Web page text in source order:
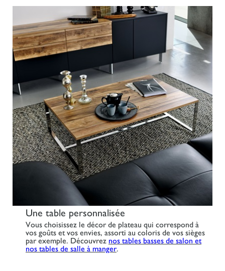
Une table personnalisée
Vous choisissez le décor de plateau qui correspond à
vos goûts et vos envies, assorti au coloris de vos sièges
par exemple. Découvrez nos tables basses de salon et
nos tables de salle à manger.